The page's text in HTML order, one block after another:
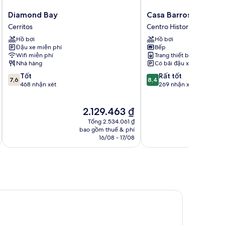
Diamond
Bay
Cerritos
Diamond Bay
Cerritos
Hồ bơi
Đậu xe miễn phí
Wifi miễn phí
Nhà hàng
7.6
trên
7,6 Tốt
468 nhận xét
Giá
hiện
tại
2.129.463 ₫
2.129.463 ₫
Tổng 2.534.061 ₫
bao gồm thuế & phí
16/08 - 17/08
Casa
Barros
Vacation
Condos
Centro
Historico
Casa Barros
Centro Historico
Hồ bơi
Bếp
Trang thiết bị giặt ủi
Có bãi đậu xe
8.4
trên
8,4 Rất tốt
269 nhận xét